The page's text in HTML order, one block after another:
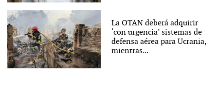
La OTAN deberá adquirir
‘con urgencia’ sistemas de
defensa aérea para Ucrania,
mientras...